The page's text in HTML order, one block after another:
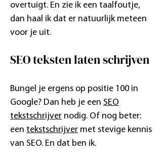
overtuigt. En zie ik een taalfoutje,
dan haal ik dat er natuurlijk meteen
voor je uit.
SEO teksten laten schrijven
Bungel je ergens op positie 100 in
Google? Dan heb je een SEO
tekstschrijver nodig. Of nog beter:
een tekstschrijver met stevige kennis
van SEO. En dat ben ik.